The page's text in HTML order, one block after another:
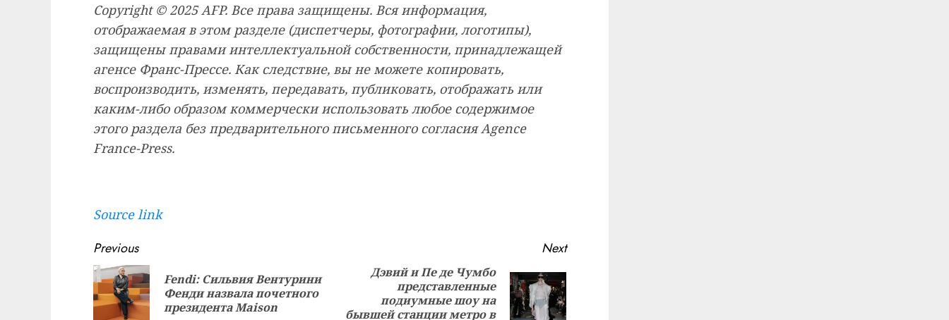
Copyright © 2025 AFP. Все права защищены. Вся информация,
отображаемая в этом разделе (диспетчеры, фотографии, логотипы),
защищены правами интеллектуальной собственности, принадлежащей
агенсе Франс-Прессе. Как следствие, вы не можете копировать,
воспроизводить, изменять, передавать, публиковать, отображать или
каким-либо образом коммерчески использовать любое содержимое
этого раздела без предварительного письменного согласия Agence
France-Press.
Source link
Continue
Reading
Previous
post:
Fendi: Сильвия Вентурини
Фенди назвала почетного
президента Maison
Next
post:
Дэвий и Пе де Чумбо
представленные
подиумные шоу на
бывшей станции метро в